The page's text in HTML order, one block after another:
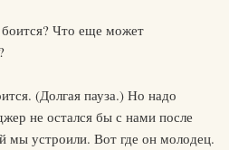
Что еще может
(Долгая пауза.) Но надо
не остался бы с нами после
мы устроили. Вот где он молодец.